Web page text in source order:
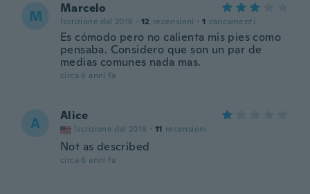
M Marcelo
Iscrizione dal 2018 · 12 recensioni · 1 caricamenti
Es cómodo pero no calienta mis pies como
pensaba. Considero que son un par de
medias comunes nada mas.
circa 6 anni fa
A Alice
Iscrizione dal 2016 · 11 recensioni
Not as described
circa 6 anni fa